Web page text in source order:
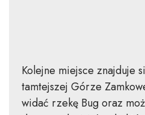
Kolejne miejsce znajduje
tamtejszej Górze
widać rzekę Bug oraz